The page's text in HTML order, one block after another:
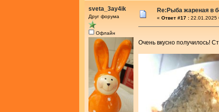
sveta_3ay4ik
Друг форума
Офлайн
Re:Рыба жареная в
« Ответ #17 : 22.01.2025
Очень вкусно получилось!